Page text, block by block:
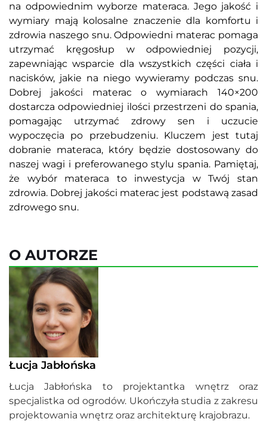
na odpowiednim wyborze materaca. Jego jakość i
wymiary mają kolosalne znaczenie dla komfortu i
zdrowia naszego snu. Odpowiedni materac pomaga
utrzymać kręgosłup w odpowiedniej pozycji,
zapewniając wsparcie dla wszystkich części ciała i
nacisków, jakie na niego wywieramy podczas snu.
Dobrej jakości materac o wymiarach 140×200
dostarcza odpowiedniej ilości przestrzeni do spania,
pomagając utrzymać zdrowy sen i uczucie
wypoczęcia po przebudzeniu. Kluczem jest tutaj
dobranie materaca, który będzie dostosowany do
naszej wagi i preferowanego stylu spania. Pamiętaj,
że wybór materaca to inwestycja w Twój stan
zdrowia. Dobrej jakości materac jest podstawą zasad
zdrowego snu.
O AUTORZE
Łucja Jabłońska
Łucja Jabłońska to projektantka wnętrz oraz
specjalistka od ogrodów. Ukończyła studia z zakresu
projektowania wnętrz oraz architekturę krajobrazu.